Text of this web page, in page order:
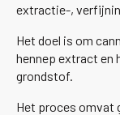
extractie-,
Het doel is om
hennep extract en
grondstof.
Het proces omvat